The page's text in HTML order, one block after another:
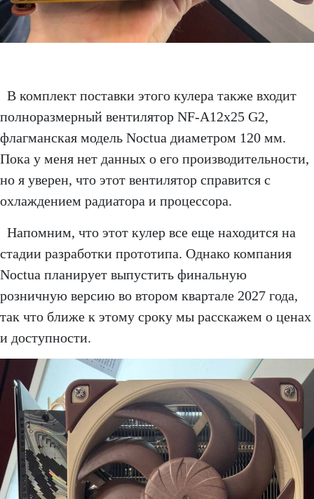
В комплект поставки этого кулера также входит
полноразмерный вентилятор NF-A12x25 G2,
флагманская модель Noctua диаметром 120 мм.
Пока у меня нет данных о его производительности,
но я уверен, что этот вентилятор справится с
охлаждением радиатора и процессора.
Напомним, что этот кулер все еще находится на
стадии разработки прототипа. Однако компания
Noctua планирует выпустить финальную
розничную версию во втором квартале 2027 года,
так что ближе к этому сроку мы расскажем о ценах
и доступности.